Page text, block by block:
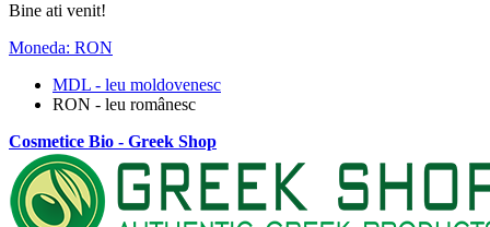
Bine ati venit!
Moneda: RON
MDL - leu moldovenesc
RON - leu românesc
Cosmetice Bio - Greek Shop